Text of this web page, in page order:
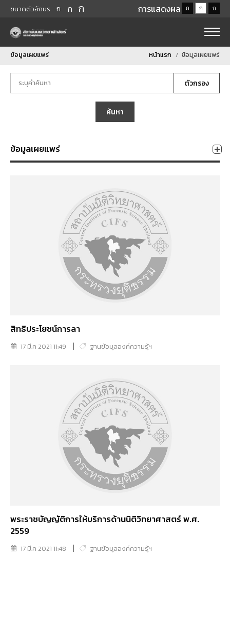
ขนาดตัวอักษร ก ก ก การแสดงผล ก ก ก
ข้อมูลเผยแพร่ หน้าแรก ข้อมูลเผยแพร่
ตัวกรอง
ค้นหา
ข้อมูลเผยแพร่
สิทธิประโยชน์การลา
17 มี.ค 2021 11:49 ฐานข้อมูลองค์ความรู้ฯ
พระราชบัญญัติการให้บริการด้านนิติวิทยาศาสตร์ พ.ศ.
2559
17 มี.ค 2021 11:48 ฐานข้อมูลองค์ความรู้ฯ